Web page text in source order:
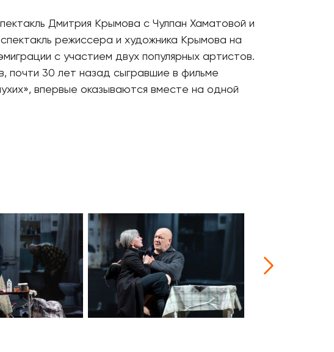
Дмитрия Крымова с Чулпан Хаматовой и
режиссера и художника Крымова на
с участием двух популярных артистов.
почти 30 лет назад сыгравшие в фильме
впервые оказываются вместе на одной